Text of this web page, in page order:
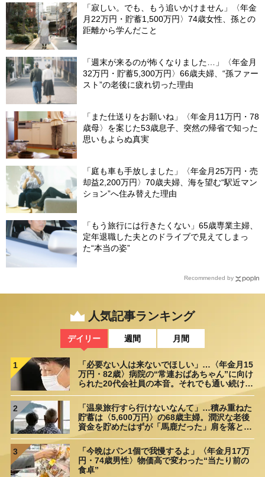
「寂しい。でも、もう追いかけません」〈年金
月22万円・貯蓄1,500万円〉74歳女性、孫との
距離から学んだこと
「週末が来るのが怖くなりました…」〈年金月
32万円・貯蓄5,300万円〉66歳夫婦、“孫ファー
スト”の老後に疲れ切った理由
「また仕送りをお願いね」〈年金月11万円・78
歳母〉を案じた53歳息子、突然の帰省で知った
思いもよらぬ真実
「庭も車も手放しました」〈年金月25万円・売
却益2,200万円〉70歳夫婦、海を望む“駅近マン
ション”へ住み替えた理由
「もう旅行には行きたくない」65歳専業主婦、
定年退職した夫とのドライブで見えてしまっ
た“本当の姿”
Recommended by
人気記事ランキング
デイリー 週間 月間
1
「必要ない人は来ないでほしい」…〈年金月15
万円・82歳〉病院の“常連おばあちゃん”に向け
られた20代会社員の本音。それでも通い続ける
2
「温泉旅行すら行けないなんて」…積み重ねた
貯蓄は〈5,600万円〉の68歳主婦。潤沢な老後
資金を貯めたはずが「馬鹿だった」肩を落とす
3
「今晩はパン1個で我慢するよ」〈年金月17万
円・74歳男性〉物価高で変わった“当たり前の
食卓”